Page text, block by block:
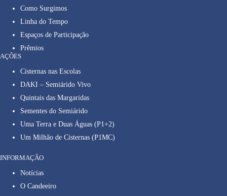
Como Surgimos
Linha do Tempo
Espaços de Participação
Prêmios
AÇÕES
Cisternas nas Escolas
DAKI – Semiárido Vivo
Quintais das Margaridas
Sementes do Semiárido
Uma Terra e Duas Águas (P1+2)
Um Milhão de Cisternas (P1MC)
INFORMAÇÃO
Notícias
O Candeeiro